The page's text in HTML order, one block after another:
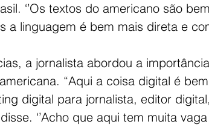
‘’Os textos do americano são
a linguagem é bem mais direta e
a jornalista abordou a
“Aqui a coisa digital é
digital para jornalista, editor
disse. ‘’Acho que aqui tem muita